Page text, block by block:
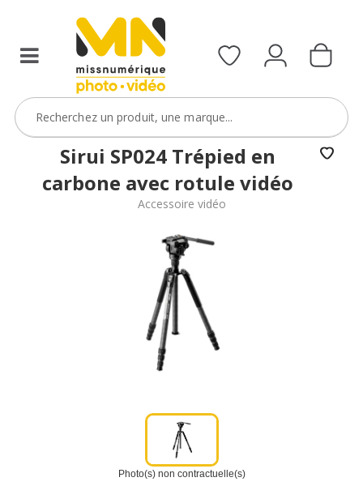
Sirui SP024 Trépied en
carbone avec rotule vidéo
Accessoire vidéo
Photo(s) non contractuelle(s)